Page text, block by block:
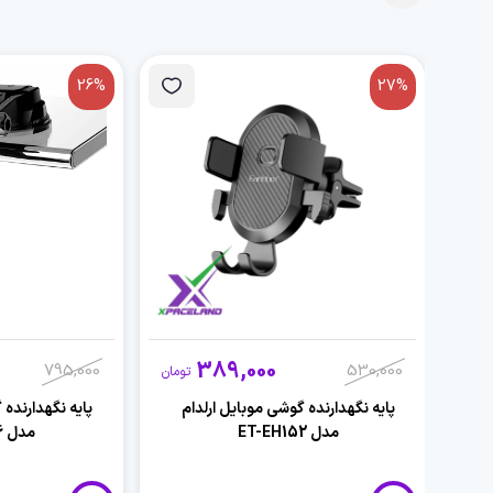
27%
530,000
389,000 تومان
پایه نگهدارنده گوشی موبایل ارلدام
مدل ET-EH152
26%
795,000
پایه
مدل ET-EH196